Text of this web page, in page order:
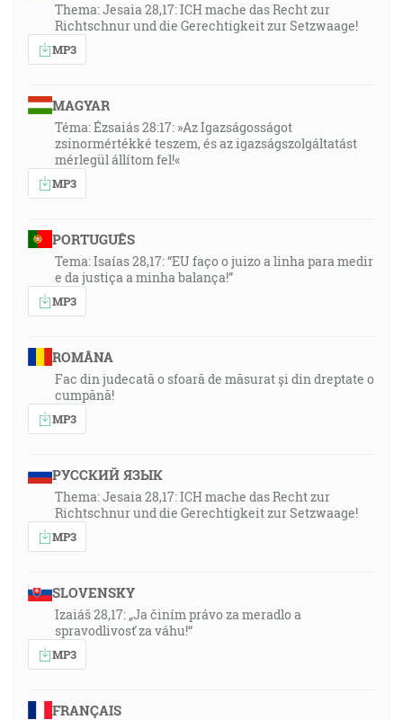
Thema: Jesaia 28,17: ICH mache das Recht zur
Richtschnur und die Gerechtigkeit zur Setzwaage!
MP3
MAGYAR
Téma: Ézsaiás 28:17: »Az Igazságosságot
zsinormértékké teszem, és az igazságszolgáltatást
mérlegül állítom fel!«
MP3
PORTUGUÊS
Tema: Isaías 28,17: “EU faço o juizo a linha para medir
e da justiça a minha balança!”
MP3
ROMÂNA
Fac din judecată o sfoară de măsurat și din dreptate o
cumpănă!
MP3
РУССКИЙ ЯЗЫК
Thema: Jesaia 28,17: ICH mache das Recht zur
Richtschnur und die Gerechtigkeit zur Setzwaage!
MP3
SLOVENSKY
Izaiáš 28,17: „Ja činím právo za meradlo a
spravodlivosť za váhu!“
MP3
FRANÇAIS